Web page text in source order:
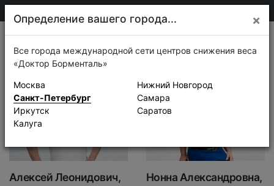
Истории успеха
Алексей Леонидович,
Нонна Александровна,
Определение вашего города... ×
Все города международной сети центров снижения веса
«Доктор Борменталь»
Москва
Санкт-Петербург
Иркутск
Калуга
Нижний Новгород
Самара
Саратов